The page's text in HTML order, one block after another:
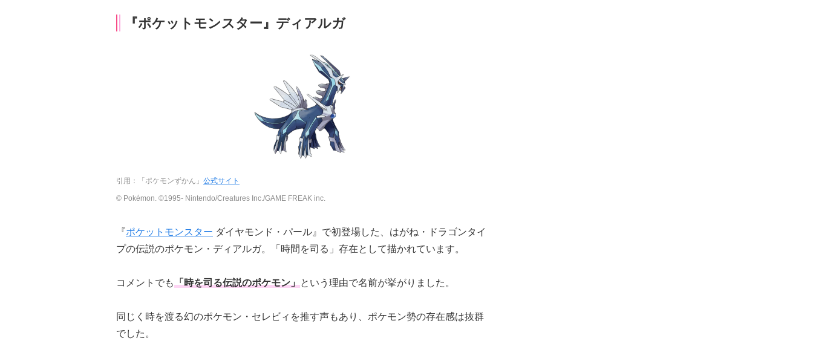
『ポケットモンスター』ディアルガ
引用：「ポケモンずかん」 公式サイト
© Pokémon. ©1995- Nintendo/Creatures Inc./GAME FREAK inc.
『ポケットモンスター ダイヤモンド・パール』で初登場した、はがね・ドラゴンタイ
プの伝説のポケモン・ディアルガ。「時間を司る」存在として描かれています。
コメントでも「時を司る伝説のポケモン」という理由で名前が挙がりました。
同じく時を渡る幻のポケモン・セレビィを推す声もあり、ポケモン勢の存在感は抜群
でした。